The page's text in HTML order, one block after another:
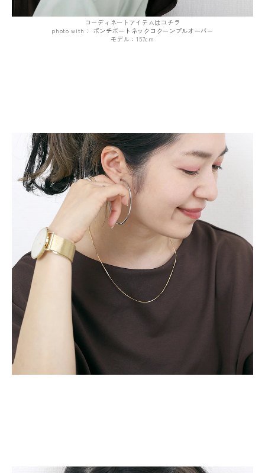
コーディネートアイテムはコチラ
photo with： ポンチボートネックコクーンプルオーバー
モデル：157cm